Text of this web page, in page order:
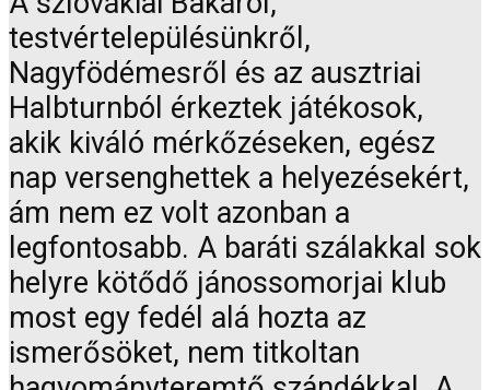
testvértelepülésünkről,
Nagyfödémesről és az ausztriai
Halbturnból érkeztek játékosok,
akik kiváló mérkőzéseken, egész
nap versenghettek a helyezésekért,
ám nem ez volt azonban a
legfontosabb. A baráti szálakkal sok
helyre kötődő jánossomorjai klub
most egy fedél alá hozta az
ismerősöket, nem titkoltan